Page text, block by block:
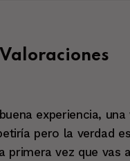
Valoraciones
Me daba un poco
luego vi que está
adultos como